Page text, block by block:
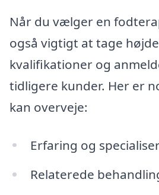
Når du vælger en
også vigtigt at tage
kvalifikationer og
tidligere kunder. Her er
kan overveje:
Erfaring og
Relaterede